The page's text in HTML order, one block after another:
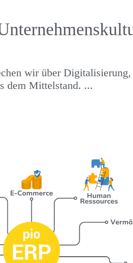
wir über
dem Mittelstand.